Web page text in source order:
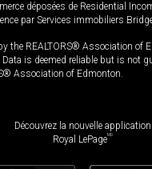
déposées de Residential
par Services immobiliers
the REALTORS® Association of
is deemed reliable but is not
Association of Edmonton.
Découvrez la nouvelle application
Royal LePageMD